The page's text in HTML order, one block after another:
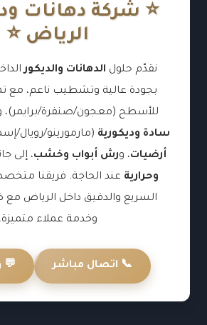
⭐ شركة دهانات
الرياض ⭐
نقدّم حلول الدهانات والديكور
بجودة عالية وتشطيب ناعم، مع
للأسطح (معجون/صنفرة/برايمر)،
سادة وديكورية (مارمورينو/رويال/
أرضيات، ورش أبواب وخشب، إلى
وحرارية عند الحاجة. فريقنا
السريع والدقيق داخل الرياض
وخدمة عملاء متميزة.
📞 اتصال مباشر 💬